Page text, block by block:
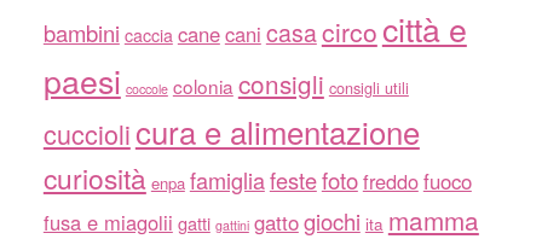
bambini caccia canecani casacirco città e
paesi coccole colonia consigli consigli utili
cucciolicura e alimentazione
curiosità enpa famigliafestefotofreddofuoco
fusa e miagolii gatti gattini gattogiochi ita mamma